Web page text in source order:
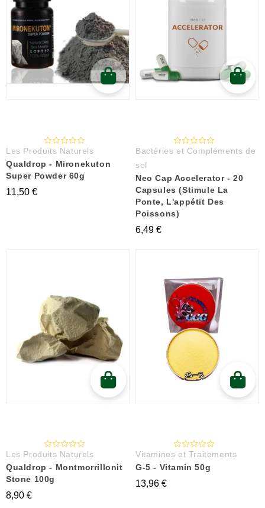
Les Produits Naturels
Qualdrop - Mironekuton
Super Powder 60g
11,50 €
Bactéries et Compléments de
sol
Neo Cap Accelerator - 20
Capsules (stimule La
Ponte, L'appétit Des
Poissons)
6,49 €
Les Produits Naturels
Qualdrop - Montmorrillonit
Stone 100g
8,90 €
Vitamines et Traitements
G-5 - Vitamin 50g
13,96 €